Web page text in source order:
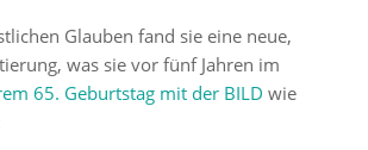
Glauben fand sie eine neue,
was sie vor fünf Jahren im
65. Geburtstag mit der BILD wie